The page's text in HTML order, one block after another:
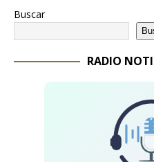
Buscar
RADIO